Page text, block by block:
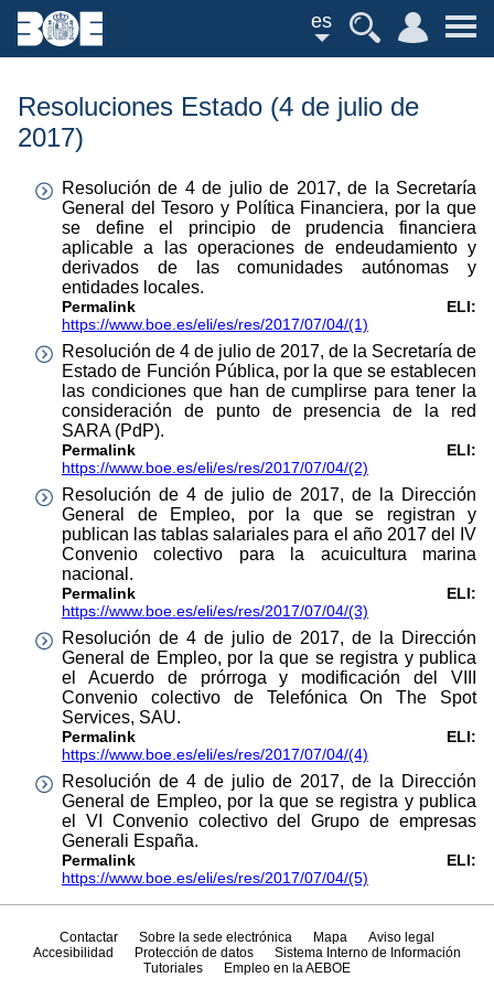
es
Resoluciones Estado (4 de julio de
2017)
Resolución de 4 de julio de 2017, de la Secretaría
General del Tesoro y Política Financiera, por la que
se define el principio de prudencia financiera
aplicable a las operaciones de endeudamiento y
derivados de las comunidades autónomas y
entidades locales.
Permalink ELI:
https://www.boe.es/eli/es/res/2017/07/04/(1)
Resolución de 4 de julio de 2017, de la Secretaría de
Estado de Función Pública, por la que se establecen
las condiciones que han de cumplirse para tener la
consideración de punto de presencia de la red
SARA (PdP).
Permalink ELI:
https://www.boe.es/eli/es/res/2017/07/04/(2)
Resolución de 4 de julio de 2017, de la Dirección
General de Empleo, por la que se registran y
publican las tablas salariales para el año 2017 del IV
Convenio colectivo para la acuicultura marina
nacional.
Permalink ELI:
https://www.boe.es/eli/es/res/2017/07/04/(3)
Resolución de 4 de julio de 2017, de la Dirección
General de Empleo, por la que se registra y publica
el Acuerdo de prórroga y modificación del VIII
Convenio colectivo de Telefónica On The Spot
Services, SAU.
Permalink ELI:
https://www.boe.es/eli/es/res/2017/07/04/(4)
Resolución de 4 de julio de 2017, de la Dirección
General de Empleo, por la que se registra y publica
el VI Convenio colectivo del Grupo de empresas
Generali España.
Permalink ELI:
https://www.boe.es/eli/es/res/2017/07/04/(5)
Contactar Sobre la sede electrónica Mapa
Aviso legal
Accesibilidad
Protección de datos
Sistema Interno de Información
Tutoriales
Empleo en la AEBOE